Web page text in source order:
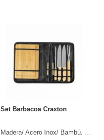
Set Barbacoa Craxton